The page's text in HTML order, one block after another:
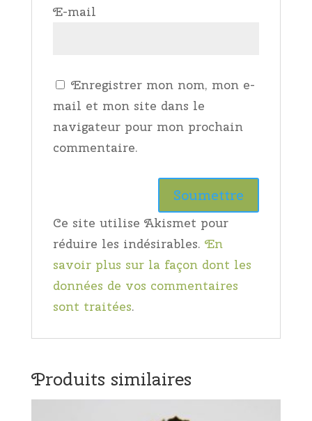
E-mail
Enregistrer mon nom, mon e-
mail et mon site dans le
navigateur pour mon prochain
commentaire.
Ce site utilise Akismet pour
réduire les indésirables. En
savoir plus sur la façon dont les
données de vos commentaires
sont traitées.
Produits similaires